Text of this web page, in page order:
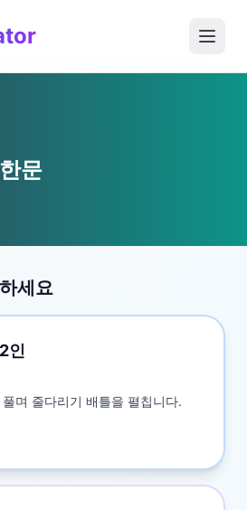
문
세요
인
며 줄다리기 배틀을 펼칩니다.